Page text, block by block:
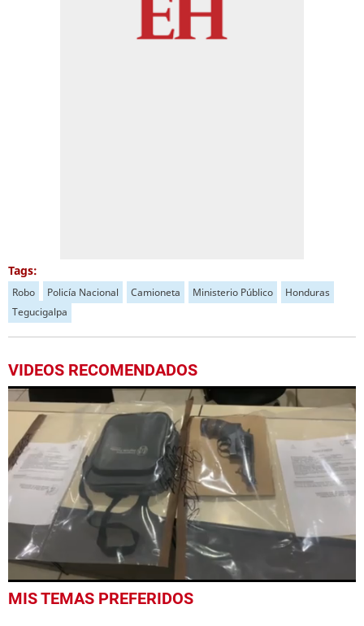
Tags:
Robo Policía Nacional Camioneta Ministerio Público
Honduras
Tegucigalpa
VIDEOS RECOMENDADOS
seconds
MIS TEMAS PREFERIDOS